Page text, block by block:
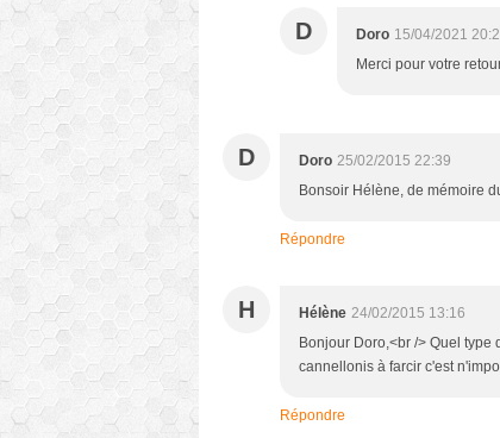
D Doro 15/04/2021
Merci pour votre
D Doro 25/02/2015 22:39
Bonsoir Hélène, de mémoire
Répondre
H Hélène 24/02/2015 13:16
Bonjour Doro,<br /> Quel type
cannellonis à farcir c'est
Répondre